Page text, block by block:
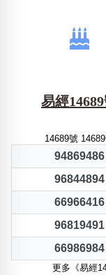
易經
14689號
94869486
96844894
66966416
96819491
66986984
更多《易經